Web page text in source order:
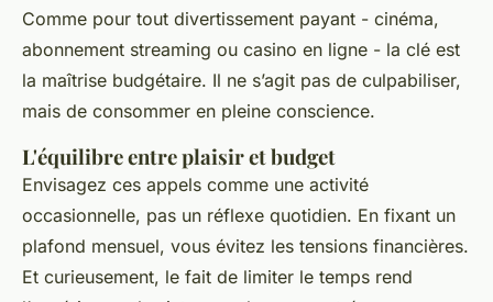
Comme pour tout divertissement payant - cinéma,
abonnement streaming ou casino en ligne - la clé est
la maîtrise budgétaire. Il ne s’agit pas de culpabiliser,
mais de consommer en pleine conscience.
L'équilibre entre plaisir et budget
Envisagez ces appels comme une activité
occasionnelle, pas un réflexe quotidien. En fixant un
plafond mensuel, vous évitez les tensions financières.
Et curieusement, le fait de limiter le temps rend